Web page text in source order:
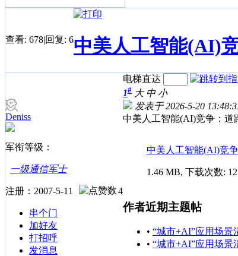
查看: 678|回复: 6中美人工智能(AI)
Deniss
军衔等级：
一级通信军士
注册：2007-5-11 4
串个门
加好友
打招呼
发消息
电梯直达
1# 大 中 小
发表于 2026-5-20
中美人工智能(AI)竞争：道
中美人工智能(AI)竞
1.46 MB, 下载次数: 12
作者近期主题帖
• “城市+AI”应用场景
• “城市+AI”应用场景